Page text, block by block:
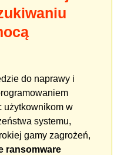
do naprawy i
użytkownikom w
systemu,
gamy zagrożeń,
ransomware